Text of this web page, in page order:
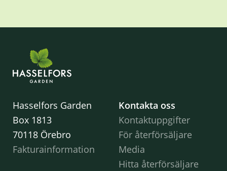
Hasselfors Garden
Box 1813
70118 Örebro
Fakturainformation
Kontakta oss
Kontaktuppgifter
För återförsäljare
Media
Hitta återförsäljare